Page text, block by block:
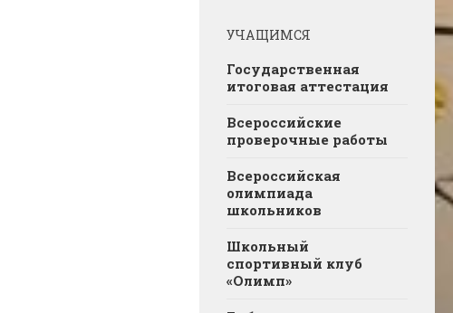
УЧАЩИМСЯ
Государственная
итоговая аттестация
Всероссийские
проверочные работы
Всероссийская
олимпиада
школьников
Школьный
спортивный клуб
«Олимп»